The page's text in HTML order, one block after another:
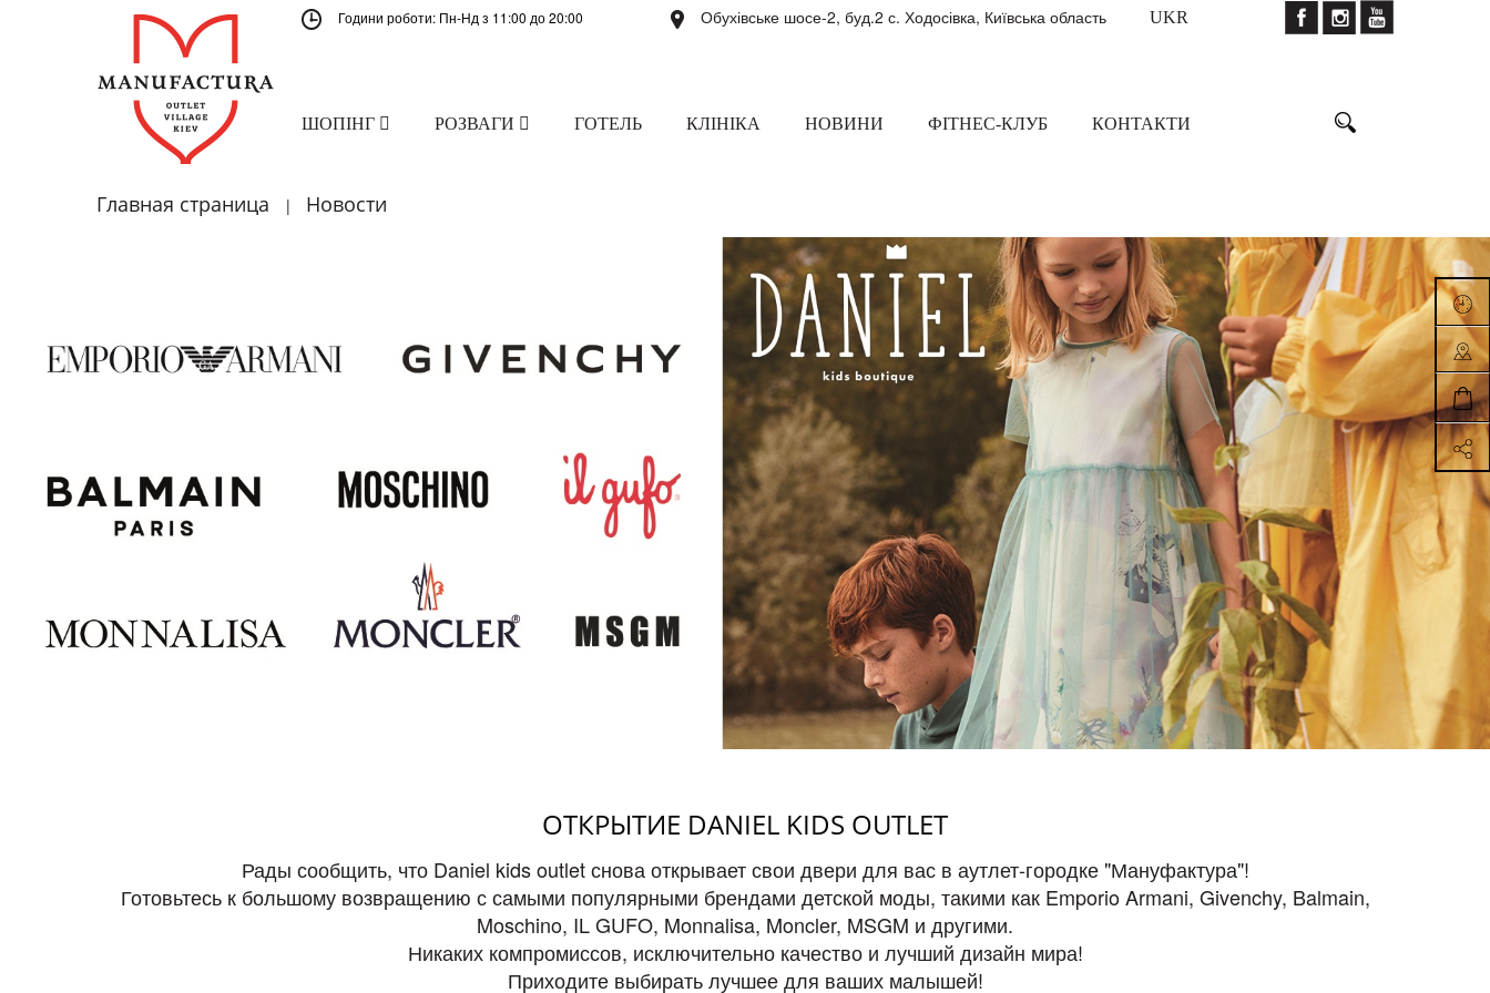
Години роботи: Пн-Нд з 11:00 до 20:00 Обухівське шосе-2, буд.2 с. Ходосівка, Київська область UKR
ШОПІНГ РОЗВАГИ ГОТЕЛЬ КЛІНІКА НОВИНИ ФІТНЕС-КЛУБ КОНТАКТИ
Главная страница | Новости
ОТКРЫТИЕ DANIEL KIDS OUTLET
Рады сообщить, что Daniel kids outlet снова открывает свои двери для вас в аутлет-городке "Мануфактура"!
Готовьтесь к большому возвращению с самыми популярными брендами детской моды, такими как Emporio Armani, Givenchy, Balmain,
Moschino, IL GUFO, Monnalisa, Moncler, MSGM и другими.
Никаких компромиссов, исключительно качество и лучший дизайн мира!
Приходите выбирать лучшее для ваших малышей!